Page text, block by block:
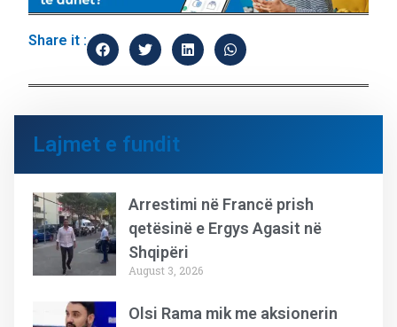
Share it :
Lajmet e fundit
Arrestimi në Francë prish
qetësinë e Ergys Agasit në
Shqipëri
August 3, 2026
Olsi Rama mik me aksionerin